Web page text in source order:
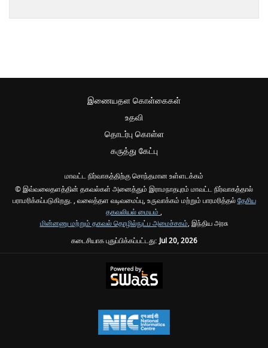
இணையதள கொள்கைகள்
உதவி
தொடர்பு கொள்ள
கருத்து கேட்பு
மாவட்ட நிர்வாகத்திற்கு சொந்தமான உள்ளடக்கம்
© இவ்வலைதளத்தின் தகவல்கள் அனைத்தும் இராமநாதபுரம் மாவட்ட நிர்வாகத்தால்
பராமரிக்கப்படுகிறது. , வலைத்தள வடிவமைப்பு, உருவாக்கம் மற்றும் பாரமரித்தல்தேசிய
தகவலியல் மையம் ,
மின்னணு மற்றும் தகவல் தொழில்நுட்ப அமைச்சகம், இந்திய அரசு
கடைசியாக புதுப்பிக்கப்பட்டது:Jul 20, 2026